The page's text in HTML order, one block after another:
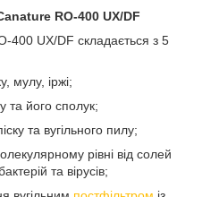
RO-400 UX/DF
400 UX/DF складається з 5
мулу, іржі;
та його сполук;
та вугільного пилу;
рівні від солей
та вірусів;